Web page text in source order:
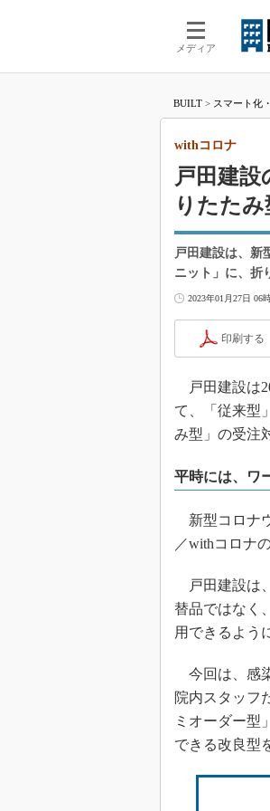
メディア
BUILT > スマート化
戸田建
りたた
withコロナ
戸田建設は、新
ニット」に、折
2023年01月27日 06
印刷する
戸田建設は
て、「従来型
み型」の受注
平時には、ワ
新型コロナ
／withコロナ
戸田建設は
替品ではなく
用できるよう
今回は、感
院内スタッフ
ミオーダー型
できる改良型